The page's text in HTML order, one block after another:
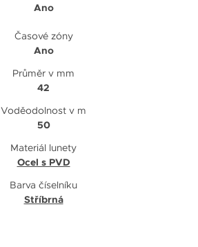
Ano
Časové zóny
Ano
Průměr v mm
42
Voděodolnost v m
50
Materiál lunety
Ocel s PVD
Barva číselníku
Stříbrná